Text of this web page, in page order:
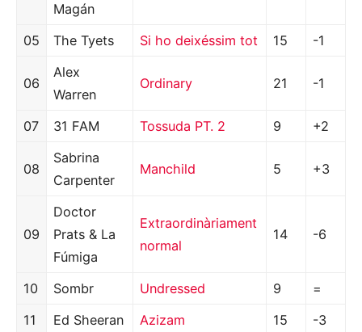
Magán
05 The Tyets Si ho deixéssim tot 15 -1
06
Alex
Warren
Ordinary 21 -1
07 31 FAM Tossuda PT. 2 9 +2
08
Sabrina
Carpenter
Manchild 5 +3
09
Doctor
Prats & La
Fúmiga
Extraordinàriament
normal
14 -6
10 Sombr Undressed 9
=
11
Ed Sheeran Azizam 15 -3